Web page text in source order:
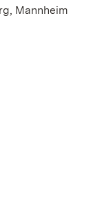
Mannheim